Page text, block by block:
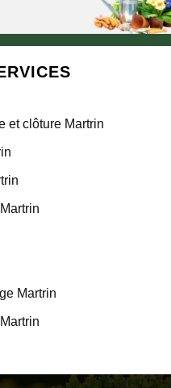
et clôture Martrin
Martrin